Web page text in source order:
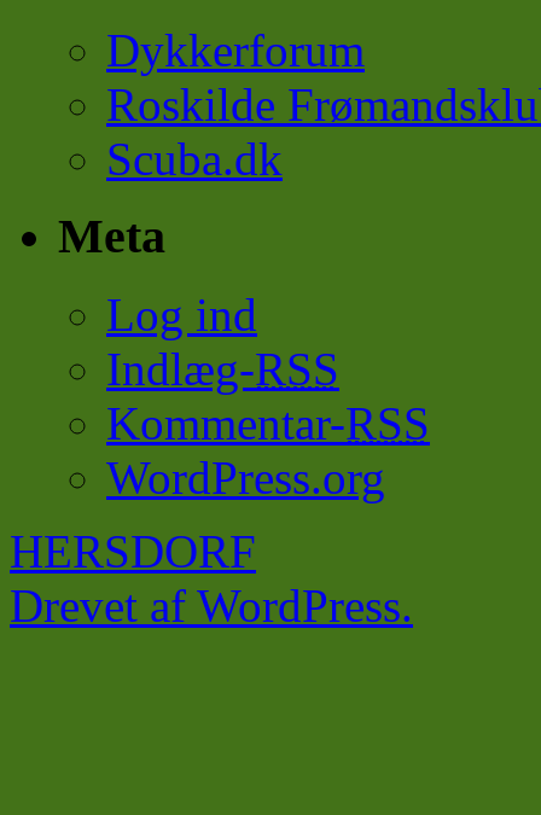
Dykkerforum
Roskilde
Scuba.dk
Meta
Log ind
Indlæg-RSS
Kommentar-RSS
WordPress.org
HERSDORF
Drevet af WordPress.